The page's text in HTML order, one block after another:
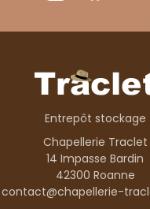
Entrepôt stockage
Chapellerie Traclet
14 Impasse Bardin
42300 Roanne
contact@chapellerie-